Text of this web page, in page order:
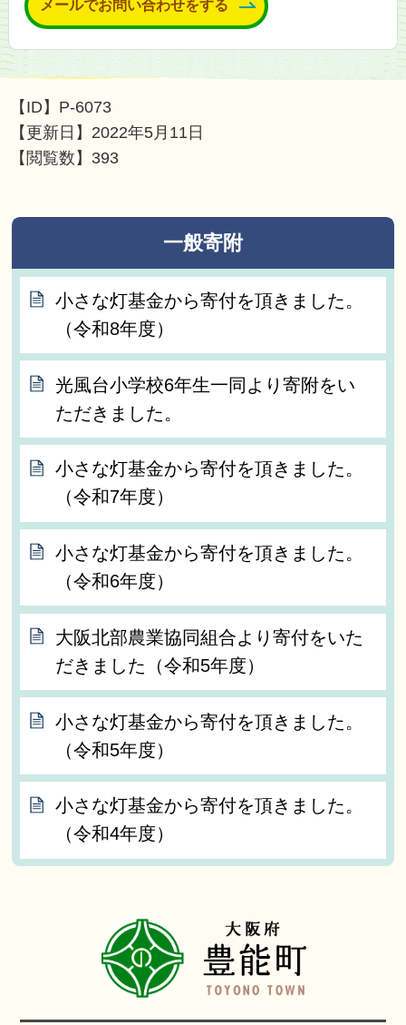
メールでお問い合わせをする
【ID】 P-6073
【更新日】 2022年5月11日
【閲覧数】 393
一般寄附
小さな灯基金から寄付を頂きました。
（令和8年度）
光風台小学校6年生一同より寄附をい
ただきました。
小さな灯基金から寄付を頂きました。
（令和7年度）
小さな灯基金から寄付を頂きました。
（令和6年度）
大阪北部農業協同組合より寄付をいた
だきました（令和5年度）
小さな灯基金から寄付を頂きました。
（令和5年度）
小さな灯基金から寄付を頂きました。
（令和4年度）